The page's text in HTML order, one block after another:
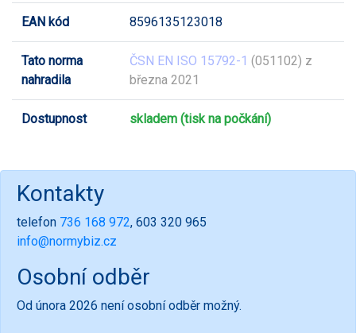
EAN kód 8596135123018
Tato norma
nahradila
ČSN EN ISO 15792-1 (051102) z
března 2021
Dostupnost skladem (tisk na počkání)
Kontakty
telefon 736 168 972, 603 320 965
info@normybiz.cz
Osobní odběr
Od února 2026 není osobní odběr možný.